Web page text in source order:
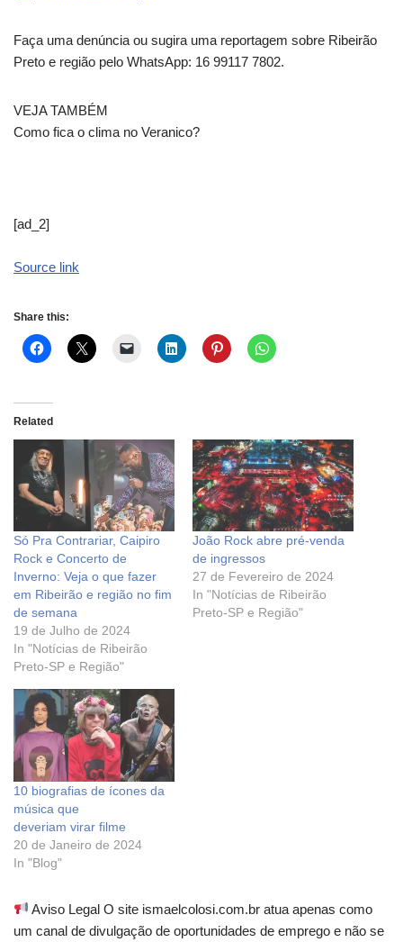
Faça uma denúncia ou sugira uma reportagem sobre Ribeirão
Preto e região pelo WhatsApp: 16 99117 7802.
VEJA TAMBÉM
Como fica o clima no Veranico?
[ad_2]
Source link
Share this:
Related
Só Pra Contrariar, Caipiro
Rock e Concerto de
Inverno: Veja o que fazer
em Ribeirão e região no fim
de semana
19 de Julho de 2024
In "Notícias de Ribeirão
Preto-SP e Região"
João Rock abre pré-venda
de ingressos
27 de Fevereiro de 2024
In "Notícias de Ribeirão
Preto-SP e Região"
10 biografias de ícones da
música que
deveriam virar filme
20 de Janeiro de 2024
In "Blog"
Aviso Legal O site ismaelcolosi.com.br atua apenas como
um canal de divulgação de oportunidades de emprego e não se